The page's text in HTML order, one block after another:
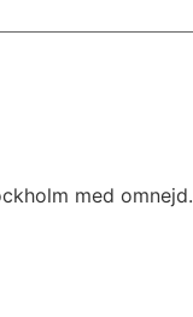
med omnejd.